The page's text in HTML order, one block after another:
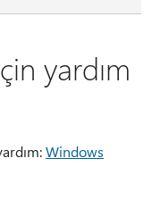
yardım
Windows